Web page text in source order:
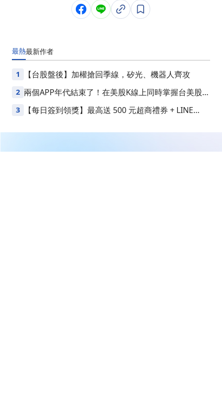
最熱最新作者
1 【台股盤後】加權搶回季線，矽光、機器人齊攻
2 兩個APP年代結束了！在美股K線上同時掌握台美股損
益
3
【每日簽到領獎】最高送 500 元超商禮券 + LINE